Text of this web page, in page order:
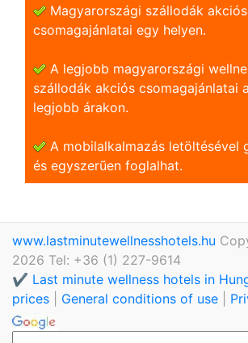
Magyarországi szállodák akciós
csomagajánlatai egy helyen.
A legjobb magyarországi
szállodák akciós csomagajánlatai a
legjobb árakon.
A mobilalkalmazás letöltésével
és egyszerũen foglalhat.
www.lastminutewellnesshotels.hu
2026 Tel: +36 (1) 227-9614
✔️ Last minute wellness hotels in
prices
General conditions of use